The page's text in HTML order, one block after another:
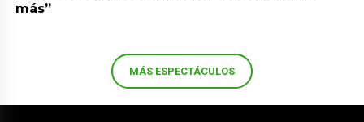
más”
MÁS ESPECTÁCULOS